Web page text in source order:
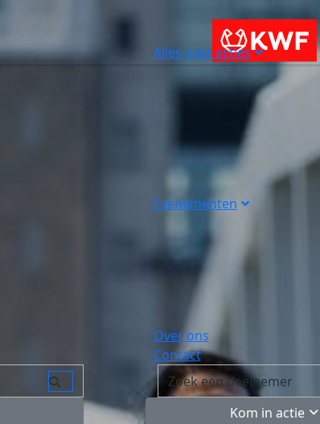
Alles over acties
Evenementen
Over ons
Contact
Kom in actie